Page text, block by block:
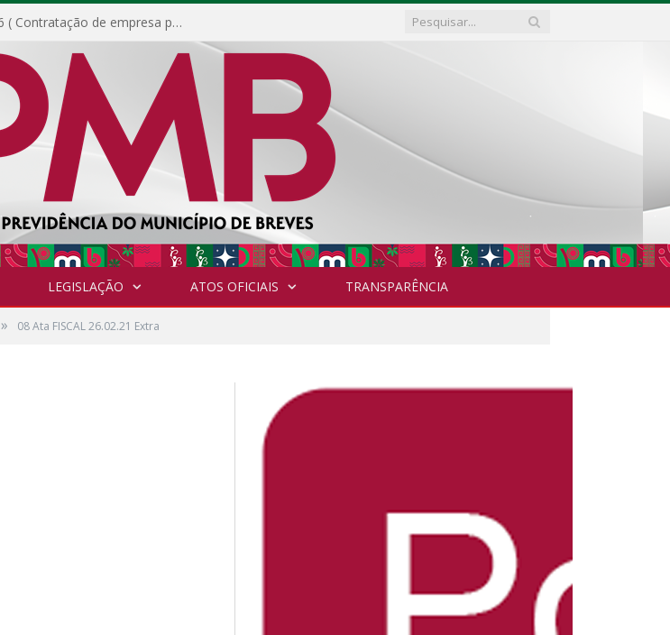
DISPENSA DE LICITAÇÃO Nº 003/2026 ( Contratação de empresa para fornecimento de gêneros alimentícios não perecíveis, materiais de expediente, descartáveis, copa e cozinha, para análise e posterior publicação.)
LEGISLAÇÃO ATOS OFICIAIS TRANSPARÊNCIA
» 08 Ata FISCAL 26.02.21 Extra